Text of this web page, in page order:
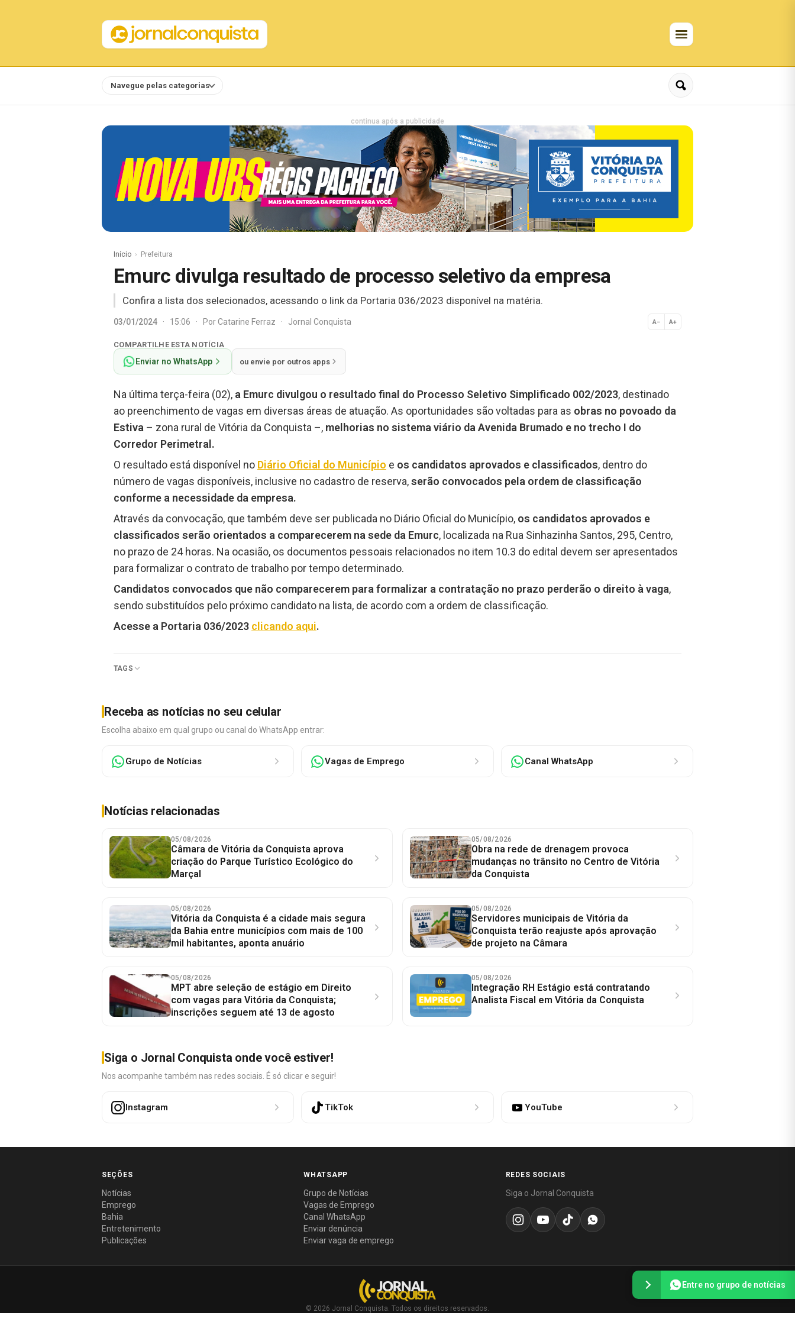
Navegue pelas categorias
continua após a publicidade
Início Prefeitura
Emurc divulga resultado de processo seletivo da empresa
Confira a lista dos selecionados, acessando o link da Portaria 036/2023 disponível na matéria.
03/01/2024 · 15:06 · PorCatarine Ferraz · Jornal Conquista A− A+
Normal
COMPARTILHE ESTA NOTÍCIA
Enviar no WhatsApp ou envie por outros apps
Na última terça-feira (02), a Emurc divulgou o resultado final do Processo Seletivo Simplificado 002/2023, destinado
ao preenchimento de vagas em diversas áreas de atuação. As oportunidades são voltadas para as obras no povoado da
Estiva – zona rural de Vitória da Conquista –, melhorias no sistema viário da Avenida Brumado e no trecho I do
Corredor Perimetral.
O resultado está disponível no Diário Oficial do Município e os candidatos aprovados e classificados, dentro do
número de vagas disponíveis, inclusive no cadastro de reserva,serão convocados pela ordem de classificação
conforme a necessidade da empresa.
Através da convocação, que também deve ser publicada no Diário Oficial do Município, os candidatos aprovados e
classificados serão orientados a comparecerem na sede da Emurc, localizada na Rua Sinhazinha Santos, 295, Centro,
no prazo de 24 horas. Na ocasião, os documentos pessoais relacionados no item 10.3 do edital devem ser apresentados
para formalizar o contrato de trabalho por tempo determinado.
Candidatos convocados que não comparecerem para formalizar a contratação no prazo perderão o direito à vaga,
sendo substituídos pelo próximo candidato na lista, de acordo com a ordem de classificação.
Acesse a Portaria 036/2023 clicando aqui.
TAGS
Receba as notícias no seu celular
Escolha abaixo em qual grupo ou canal do WhatsApp entrar:
Grupo de Notícias Vagas de Emprego Canal WhatsApp
Notícias relacionadas
05/08/2026
Câmara de Vitória da Conquista aprova
criação do Parque Turístico Ecológico do
Marçal
05/08/2026
Obra na rede de drenagem provoca
mudanças no trânsito no Centro de Vitória
da Conquista
05/08/2026
Vitória da Conquista é a cidade mais segura
da Bahia entre municípios com mais de 100
mil habitantes, aponta anuário
05/08/2026
Servidores municipais de Vitória da
Conquista terão reajuste após aprovação
de projeto na Câmara
05/08/2026
MPT abre seleção de estágio em Direito
com vagas para Vitória da Conquista;
inscrições seguem até 13 de agosto
05/08/2026
Integração RH Estágio está contratando
Analista Fiscal em Vitória da Conquista
Siga o Jornal Conquista onde você estiver!
Nos acompanhe também nas redes sociais. É só clicar e seguir!
Instagram TikTok YouTube
SEÇÕES
Notícias
Emprego
Bahia
Entretenimento
Publicações
WHATSAPP
Grupo de Notícias
Vagas de Emprego
Canal WhatsApp
Enviar denúncia
Enviar vaga de emprego
REDES SOCIAIS
Siga o Jornal Conquista
© 2026 Jornal Conquista. Todos os direitos reservados.
Entre no grupo de notícias